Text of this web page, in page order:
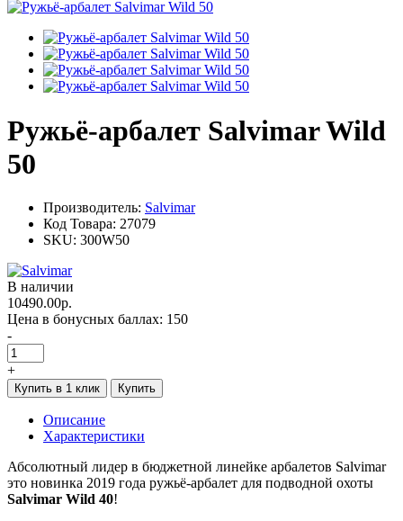
Ружьё-арбалет Salvimar Wild
50
Производитель: Salvimar
Код Товара: 27079
SKU: 300W50
В наличии
10490.00р.
Цена в бонусных баллах: 150
-
+
Купить в 1 клик Купить
Описание
Характеристики
Абсолютный лидер в бюджетной линейке арбалетов Salvimar
это новинка 2019 года ружьё-арбалет для подводной охоты
Salvimar Wild 40!